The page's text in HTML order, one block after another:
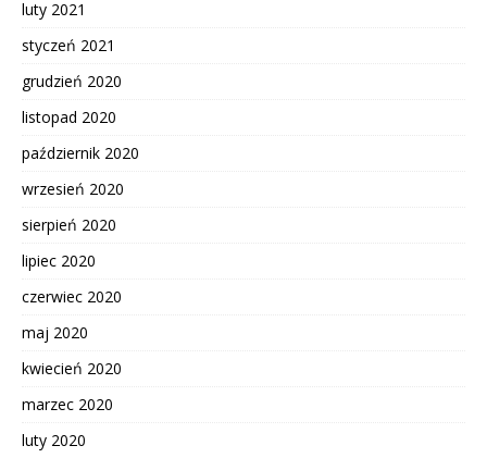
luty 2021
styczeń 2021
grudzień 2020
listopad 2020
październik 2020
wrzesień 2020
sierpień 2020
lipiec 2020
czerwiec 2020
maj 2020
kwiecień 2020
marzec 2020
luty 2020